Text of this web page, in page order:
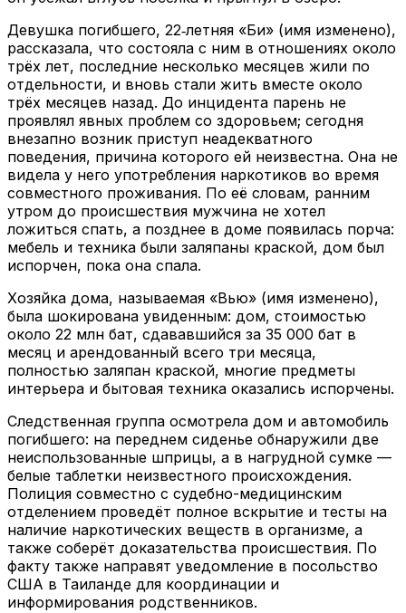
Девушка погибшего, 22‑летняя «Би» (имя изменено),
рассказала, что состояла с ним в отношениях около
трёх лет, последние несколько месяцев жили по
отдельности, и вновь стали жить вместе около
трёх месяцев назад. До инцидента парень не
проявлял явных проблем со здоровьем; сегодня
внезапно возник приступ неадекватного
поведения, причина которого ей неизвестна. Она не
видела у него употребления наркотиков во время
совместного проживания. По её словам, ранним
утром до происшествия мужчина не хотел
ложиться спать, а позднее в доме появилась порча:
мебель и техника были заляпаны краской, дом был
испорчен, пока она спала.
Хозяйка дома, называемая «Вью» (имя изменено),
была шокирована увиденным: дом, стоимостью
около 22 млн бат, сдававшийся за 35 000 бат в
месяц и арендованный всего три месяца,
полностью заляпан краской, многие предметы
интерьера и бытовая техника оказались испорчены.
Следственная группа осмотрела дом и автомобиль
погибшего: на переднем сиденье обнаружили две
неиспользованные шприцы, а в нагрудной сумке —
белые таблетки неизвестного происхождения.
Полиция совместно с судебно-медицинским
отделением проведёт полное вскрытие и тесты на
наличие наркотических веществ в организме, а
также соберёт доказательства происшествия. По
факту также направят уведомление в посольство
США в Таиланде для координации и
информирования родственников.